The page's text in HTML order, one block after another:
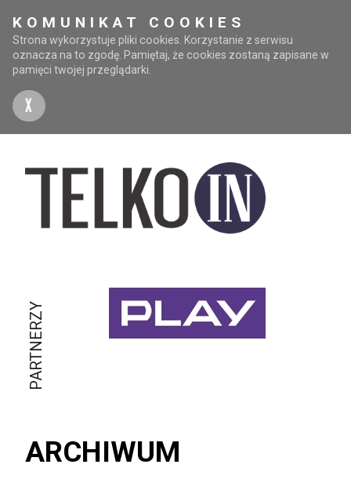
KOMUNIKAT COOKIES
Strona wykorzystuje pliki cookies. Korzystanie z serwisu
oznacza na to zgodę. Pamiętaj, że cookies zostaną zapisane w
pamięci twojej przeglądarki.
X
PARTNERZY
ARCHIWUM